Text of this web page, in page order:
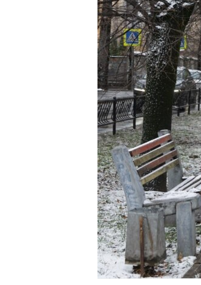
КРЫМ.НЕПОКОРЕННЫЙ
УКРАИНСКАЯ ПРОБЛЕМА КРЫМА